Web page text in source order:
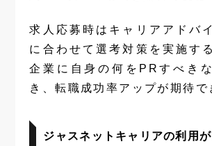
求人応募時はキャリアアドバ
に合わせて選考対策を実施す
企業に自身の何をPRすべき
き、転職成功率アップが期待で
ジャスネットキャリアの利用